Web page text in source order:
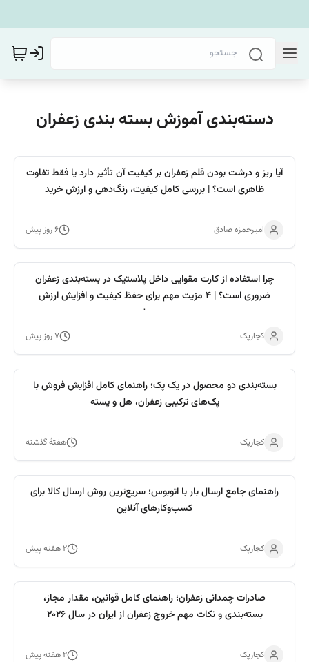
دسته‌بندی آموزش بسته بندی زعفران
آیا ریز و درشت بودن قلم زعفران بر کیفیت آن تأثیر دارد یا فقط تفاوت
ظاهری است؟ | بررسی کامل کیفیت، رنگ‌دهی و ارزش خرید
۶ روز پیش امیرحمزه صادق
چرا استفاده از کارت مقوایی داخل پلاستیک در بسته‌بندی زعفران
ضروری است؟ | 4 مزیت مهم برای حفظ کیفیت و افزایش ارزش
محصول
۷ روز پیش کجارپک
بسته‌بندی دو محصول در یک پک؛ راهنمای کامل افزایش فروش با
پک‌های ترکیبی زعفران، هل و پسته
هفتهٔ گذشته کجارپک
راهنمای جامع ارسال بار با اتوبوس؛ سریع‌ترین روش ارسال کالا برای
کسب‌وکارهای آنلاین
۲ هفته پیش کجارپک
صادرات چمدانی زعفران؛ راهنمای کامل قوانین، مقدار مجاز،
بسته‌بندی و نکات مهم خروج زعفران از ایران در سال ۲۰۲۶
۲ هفته پیش کجارپک